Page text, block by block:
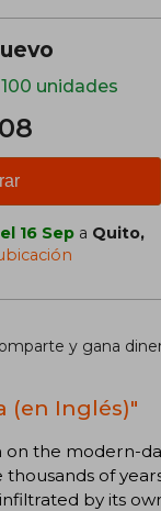
unidades
el 16 Sep a Quito,
y gana
(en Inglés)"
on the modern-
thousands of
by its